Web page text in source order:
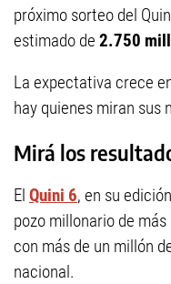
próximo sorteo del
estimado de 2.750
La expectativa crece
hay quienes miran sus
Mirá los
El Quini 6, en su edición
pozo millonario de más
con más de un millón
nacional.